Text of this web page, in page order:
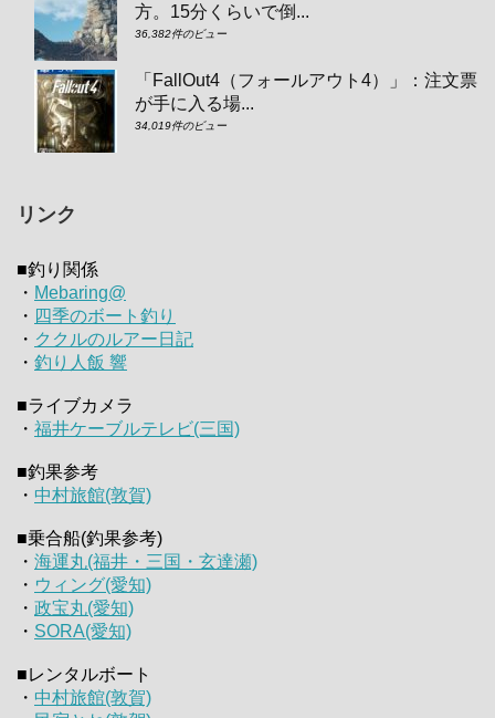
方。15分くらいで倒...
36,382件のビュー
「FallOut4（フォールアウト4）」：注文票
が手に入る場...
34,019件のビュー
リンク
■釣り関係
・ Mebaring@
・ 四季のボート釣り
・ ククルのルアー日記
・ 釣り人飯 響
■ライブカメラ
・ 福井ケーブルテレビ(三国)
■釣果参考
・ 中村旅館(敦賀)
■乗合船(釣果参考)
・ 海運丸(福井・三国・玄達瀬)
・ ウィング(愛知)
・ 政宝丸(愛知)
・ SORA(愛知)
■レンタルボート
・ 中村旅館(敦賀)